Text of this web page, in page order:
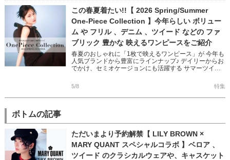
この春夏着たい!!【 2026 Spring/Summer
One-Piece Collection 】今年らしい ボリュー
ム や フリル 、デニム 、ツイード などの ファ
ブリック 豊かな 映えるワンピースをご紹介
春夏のおしゃれに「1枚で映えるワンピース」が 今年も
人気ブランドから豊富にラインナップ♪ デイリーからお
でかけ、セミオケージョンにも活躍する サマーツイー
5/8 特集
ボトムの記事
ただいまより予約解禁【 LILY BROWN ×
MARY QUANT スペシャルコラボ 】ベロア 、
ツイード のクラシカルウェアや、キャスケット